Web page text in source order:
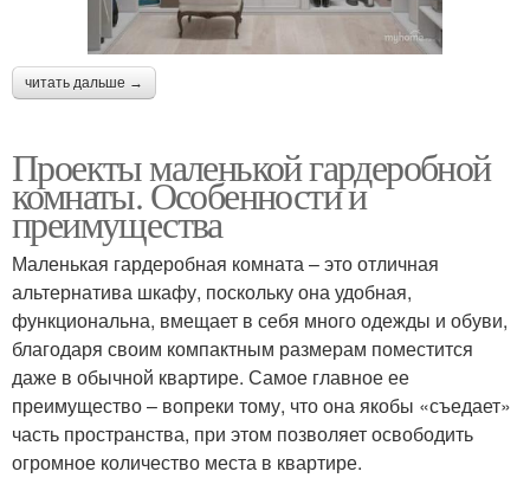
читать дальше →
Проекты маленькой гардеробной
комнаты. Особенности и
преимущества
Маленькая гардеробная комната – это отличная
альтернатива шкафу, поскольку она удобная,
функциональна, вмещает в себя много одежды и обуви,
благодаря своим компактным размерам поместится
даже в обычной квартире. Самое главное ее
преимущество – вопреки тому, что она якобы «съедает»
часть пространства, при этом позволяет освободить
огромное количество места в квартире.